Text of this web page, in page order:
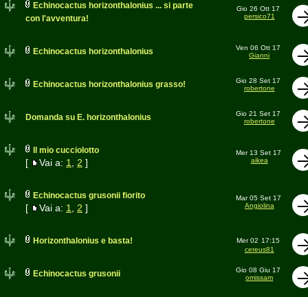
Echinocactus horizonthalonius ... si parte
con l'avventura!
Gio 26 Ott 17
persico71
Echinocactus horizonthalonius
Ven 06 Ott 17
Gianni
Echinocactus horizonthalonius grasso!
Gio 28 Set 17
robertone
Domanda su E. horizonthalonius
Gio 21 Set 17
robertone
Il mio cucciolotto
[ Vai a: 1 2 ]
Mer 13 Set 17
aikea
Echinocactus grusonii fiorito
[ Vai a: 1 2 ]
Mar 05 Set 17
Angiolina
Horizonthalonius e basta! Mer 02 17:15
cereus81
Echinocactus grusonii
Gio 08 Giu 17
omissam